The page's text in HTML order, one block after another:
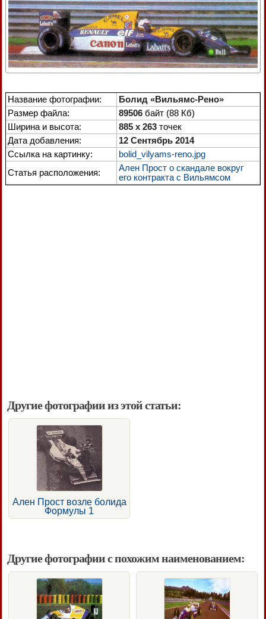
Название фотографии:
Болид «Вильямс-Рено»
Размер файла:
89506 байт (88 Кб)
Ширина и высота:
885 x 263 точек
Дата добавления:
12 Сентябрь 2014
Ссылка на картинку:
bolid_vilyams-reno.jpg
Статья расположения:
Ален Прост о скандале вокруг
его контракта с Вильямсом
Другие фотографии из этой статьи:
Ален Прост возле болида
Формулы 1
Другие фотографии с похожим наименованием: